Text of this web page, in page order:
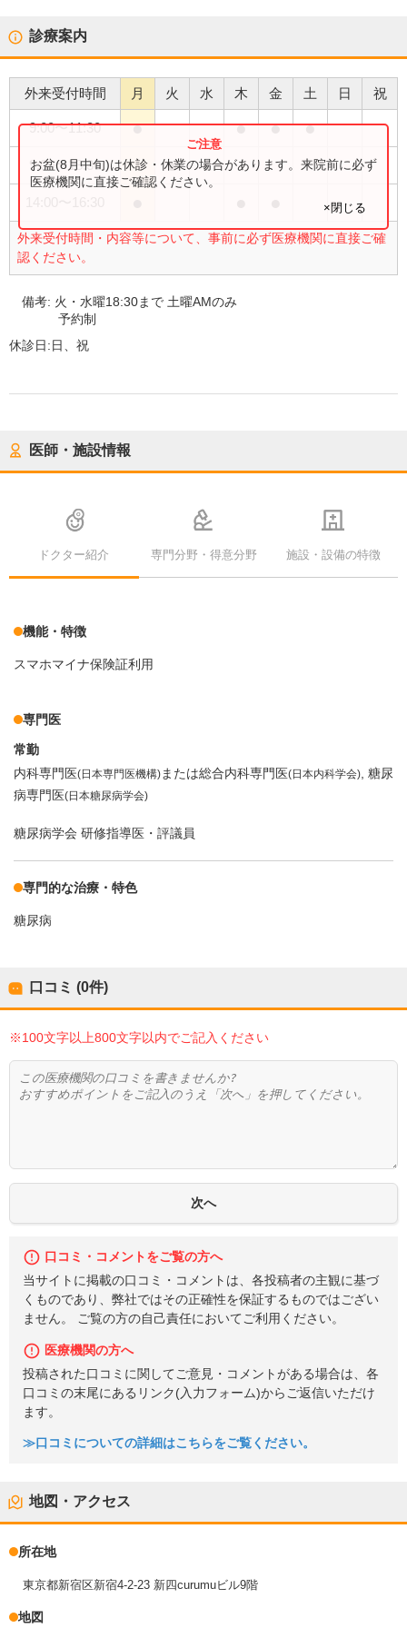
診療案内
外来受付時間 月 火 水 木 金 土 日 祝
9:00〜11:30 ● ● ● ●
9:00〜18:30 ● ●
外来受付時間・内容等について、事前に必ず医療機関に直接ご確
認ください。
お盆(8月中旬)は休診・休業の場合があります。来院前に必ず
医療機関に直接ご確認ください。
×閉じる
備考: 火・水曜18:30まで 土曜AMのみ
予約制
休診日:日、祝
医師・施設情報
ドクター紹介 専門分野・得意分野 施設・設備の特徴
機能・特徴
スマホマイナ保険証利用
専門医
常勤
内科専門医(日本専門医機構)または総合内科専門医(日本内科学会) 糖尿
病専門医(日本糖尿病学会)
糖尿病学会 研修指導医・評議員
専門的な治療・特色
糖尿病
口コミ (0件)
※100文字以上800文字以内でご記入ください
口コミ・コメントをご覧の方へ
当サイトに掲載の口コミ・コメントは、各投稿者の主観に基づ
くものであり、弊社ではその正確性を保証するものではござい
ません。 ご覧の方の自己責任においてご利用ください。
医療機関の方へ
投稿された口コミに関してご意見・コメントがある場合は、各
口コミの末尾にあるリンク(入力フォーム)からご返信いただけ
ます。
≫口コミについての詳細はこちらをご覧ください。
地図・アクセス
所在地
東京都新宿区新宿4-2-23 新四curumuビル9階
地図